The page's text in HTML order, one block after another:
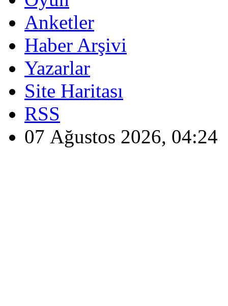
Anketler
Haber Arşivi
Yazarlar
Site Haritası
RSS
07 Ağustos 2026, 04:24